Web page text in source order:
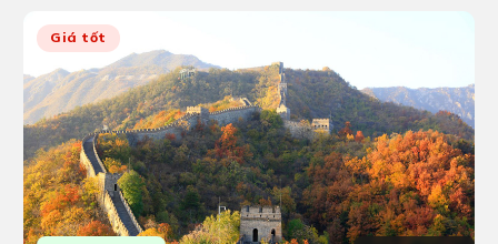
Giá tốt